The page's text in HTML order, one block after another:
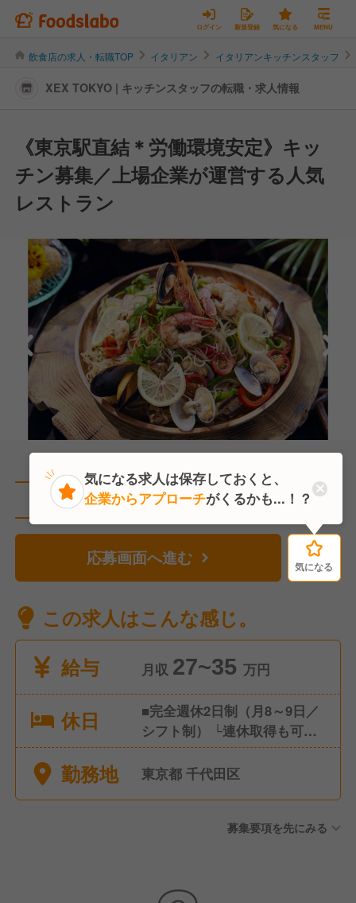
ログイン 新規登録 気になる MENU
飲食店の求人・転職TOP イタリアン イタリアンキッチンスタッフ
XEX TOKYO | キッチンスタッフの転職・求人情報
《東京駅直結＊労働環境安定》キッ
チン募集／上場企業が運営する人気
レストラン
直近1人がこの求人を検討中
応募画面へ進む 気になる
この求人はこんな感じ。
給与
月収 27~35 万円
休日
■完全週休2日制（月8～9日／
シフト制） └連休取得も可能
です └約2週間前に希望休をお
聞きし考慮します ■選択休暇
休暇（実績多数あり）
勤務地 東京都 千代田区
募集要項を先にみる
気になる
気になる求人は保存しておくと、
企業からアプローチがくるかも...！？